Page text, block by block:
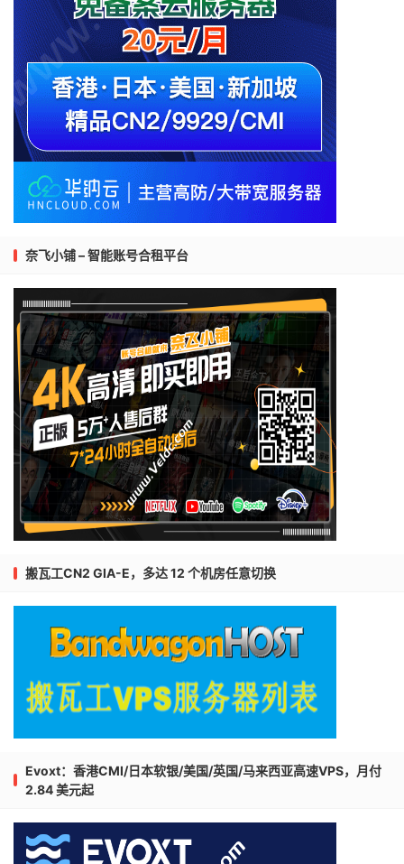
奈飞小铺 – 智能账号合租平台
搬瓦工CN2 GIA-E，多达 12 个机房任意切换
Evoxt：香港CMI/日本软银/美国/英国/马来西亚高速VPS，月付
2.84 美元起